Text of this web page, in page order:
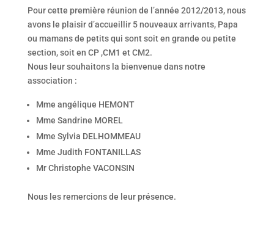
Pour cette première réunion de l’année 2012/2013, nous
avons le plaisir d’accueillir 5 nouveaux arrivants, Papa
ou mamans de petits qui sont soit en grande ou petite
section, soit en CP ,CM1 et CM2.
Nous leur souhaitons la bienvenue dans notre
association :
Mme angélique HEMONT
Mme Sandrine MOREL
Mme Sylvia DELHOMMEAU
Mme Judith FONTANILLAS
Mr Christophe VACONSIN
Nous les remercions de leur présence.